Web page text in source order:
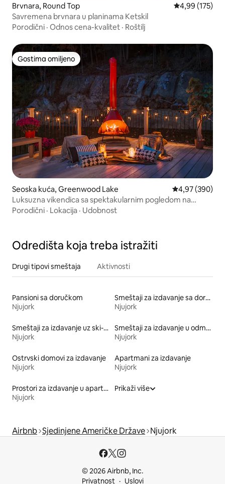
Brvnara, Round Top Prosečna
4,99 (175)
Savremena brvnara u planinama Ketskil
Porodični · Odnos cena-kvalitet · Roštilj
Gostima omiljeno
Gostima omiljeno
Seoska kuća, Greenwood Lake Prosečna
4,97 (390)
Luksuzna vikendica sa spektakularnim pogledom na
jezero
Porodični · Lokacija · Udobnost
Odredišta koja treba istražiti
Drugi tipovi smeštaja Aktivnosti
Pansioni sa doručkom
Njujork
Smeštaji za izdavanje sa doručkom
Njujork
Smeštaji za izdavanje uz ski-stazu
Njujork
Smeštaji za izdavanje u odmaralištima
Njujork
Ostrvski domovi za izdavanje
Njujork
Apartmani za izdavanje
Njujork
Prostori za izdavanje u aparthotelima
Njujork
Prikaži više
Airbnb Sjedinjene Američke Države Njujork
© 2026 Airbnb, Inc.
Privatnost
Uslovi